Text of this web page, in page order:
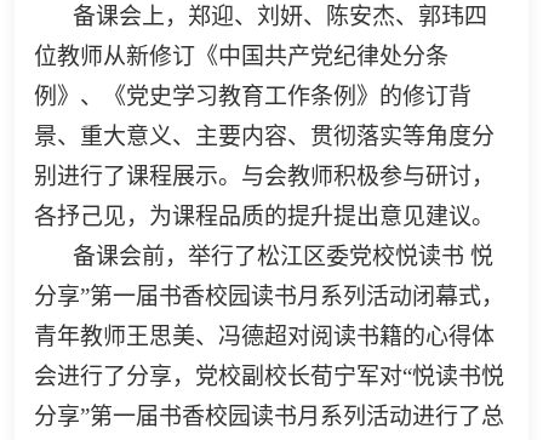
备课会上，郑迎、刘妍、陈安杰、郭玮四
位教师从新修订《中国共产党纪律处分条
例》、《党史学习教育工作条例》的修订背
景、重大意义、主要内容、贯彻落实等角度分
别进行了课程展示。与会教师积极参与研讨，
各抒己见，为课程品质的提升提出意见建议。
备课会前，举行了松江区委党校悦读书 悦
分享”第一届书香校园读书月系列活动闭幕式，
青年教师王思美、冯德超对阅读书籍的心得体
会进行了分享，党校副校长荀宁军对“悦读书悦
分享”第一届书香校园读书月系列活动进行了总